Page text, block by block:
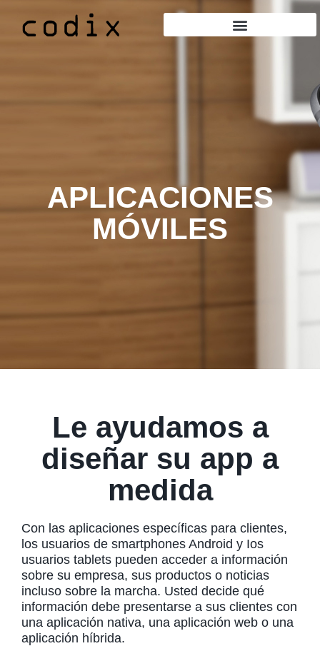
APLICACIONES
MÓVILES
Le ayudamos a
diseñar su app a
medida
Con las aplicaciones específicas para clientes,
los usuarios de smartphones Android y Ios
usuarios tablets pueden acceder a información
sobre su empresa, sus productos o noticias
incluso sobre la marcha. Usted decide qué
información debe presentarse a sus clientes con
una aplicación nativa, una aplicación web o una
aplicación híbrida.